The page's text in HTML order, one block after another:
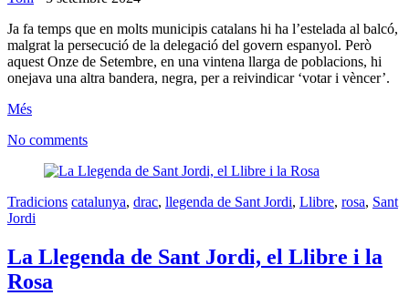
Ja fa temps que en molts municipis catalans hi ha l’estelada al balcó,
malgrat la persecució de la delegació del govern espanyol. Però
aquest Onze de Setembre, en una vintena llarga de poblacions, hi
onejava una altra bandera, negra, per a reivindicar ‘votar i vèncer’.
Més
No comments
Tradicions catalunya, drac, llegenda de Sant Jordi, Llibre, rosa, Sant
Jordi
La Llegenda de Sant Jordi, el Llibre i la
Rosa